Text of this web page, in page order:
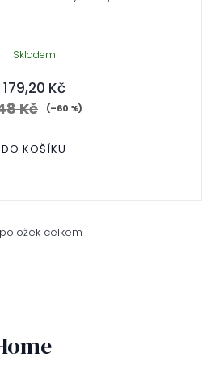
Skladem
179,20 Kč
Kč (–60 %)
DO KOŠÍKU
O
í
p
položek celkem